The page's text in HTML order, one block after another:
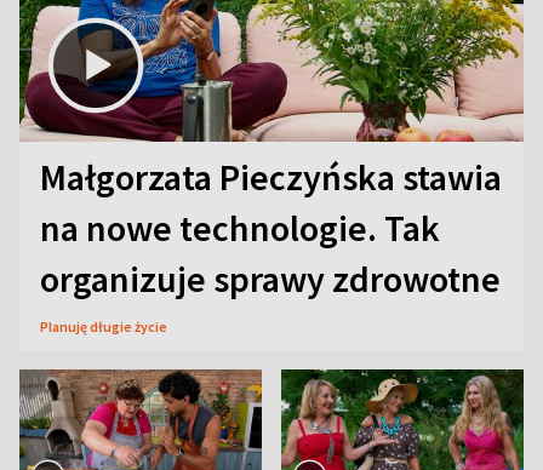
Małgorzata Pieczyńska stawia
na nowe technologie. Tak
organizuje sprawy zdrowotne
Planuję długie życie